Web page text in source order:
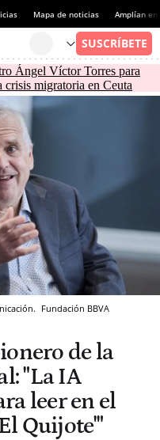
Mapa de noticias Amplían
Ángel Víctor Torres para
migratoria en Ceuta
Fundación BBVA
de la
"La IA
leer en el
Quijote'"